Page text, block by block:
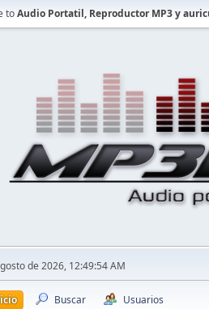
toAudio Portatil, Reproductor MP3 y
de 2026, 12:49:54 AM
Buscar Usuarios